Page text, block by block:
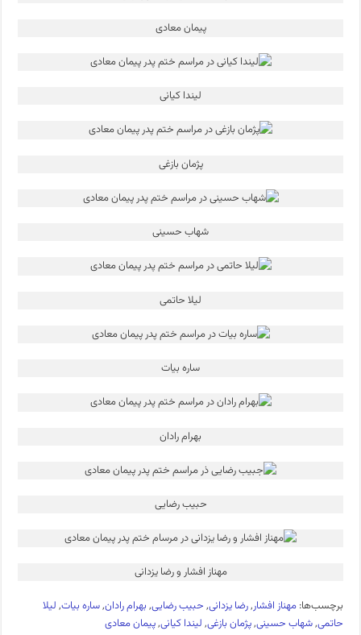
پیمان معادی
لیندا کیانی
پژمان بازغی
شهاب حسینی
لیلا حاتمی
ساره بیات
بهرام رادان
حبیب رضایی
مهناز افشار و رضا یزدانی
برچسب‌ها:مهناز افشار,رضا یزدانی, حبیب رضایی, بهرام رادان,ساره بیات, لیلا
حاتمی,شهاب حسینی,پژمان بازغی, لیندا کیانی,پیمان معادی